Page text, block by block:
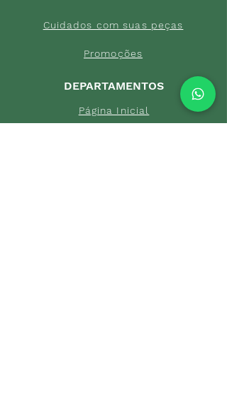
Cuidados com suas peças
Promoções
DEPARTAMENTOS
Página Inicial